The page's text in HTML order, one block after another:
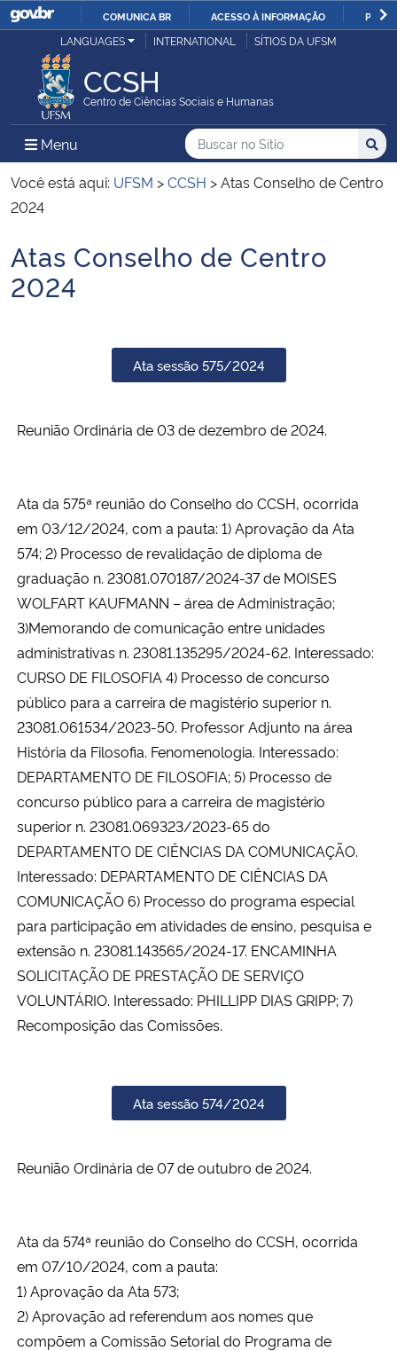
IR
COMUNICA BR ACESSO À INFORMAÇÃO
Ministério da Justiça e Segurança Pública
Ministério da Defesa
Ministério das Relações Exteriores
Ministério da Infraestrutura
Ministério de Minas e Energia
Ministério da Ciência, Tecnologia, Inovações e Comunicações
Ministério do Meio Ambiente
Ministério do Turismo
Ministério do Desenvolvimento Regional
Ministério da Mulher, da Família e dos Direitos Humanos
Secretaria-Geral
Secretaria de Governo
Gabinete de Segurança Institucional
Advocacia-Geral da União
Banco Central do Brasil
LANGUAGES INTERNATIONAL SÍTIOS DA UFSM
CCSH
Centro de Ciências Sociais e Humanas
Menu Menu Principal do Sítio
Busca
Buscar no no Sítio
Busca:
Você está aqui: UFSM >CCSH >Atas Conselho de Centro
2024
Início do conteúdo
Atas Conselho de Centro
2024
Ata sessão 575/2024
Reunião Ordinária de 03 de dezembro de 2024.
Ata da 575ª reunião do Conselho do CCSH, ocorrida
em 03/12/2024, com a pauta: 1) Aprovação da Ata
574; 2) Processo de revalidação de diploma de
graduação n. 23081.070187/2024-37 de MOISES
WOLFART KAUFMANN – área de Administração;
3)Memorando de comunicação entre unidades
administrativas n. 23081.135295/2024-62. Interessado:
CURSO DE FILOSOFIA 4) Processo de concurso
público para a carreira de magistério superior n.
23081.061534/2023-50. Professor Adjunto na área
História da Filosofia. Fenomenologia. Interessado:
DEPARTAMENTO DE FILOSOFIA; 5) Processo de
concurso público para a carreira de magistério
superior n. 23081.069323/2023-65 do
DEPARTAMENTO DE CIÊNCIAS DA COMUNICAÇÃO.
Interessado: DEPARTAMENTO DE CIÊNCIAS DA
COMUNICAÇÃO 6) Processo do programa especial
para participação em atividades de ensino, pesquisa e
extensão n. 23081.143565/2024-17. ENCAMINHA
SOLICITAÇÃO DE PRESTAÇÃO DE SERVIÇO
VOLUNTÁRIO. Interessado: PHILLIPP DIAS GRIPP; 7)
Recomposição das Comissões.
Ata sessão 574/2024
Reunião Ordinária de 07 de outubro de 2024.
Ata da 574ª reunião do Conselho do CCSH, ocorrida
em 07/10/2024, com a pauta:
1) Aprovação da Ata 573;
2) Aprovação ad referendum aos nomes que
compõem a Comissão Setorial do Programa de